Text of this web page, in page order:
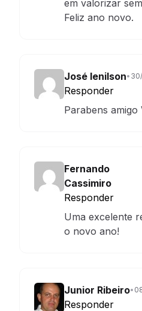
em valorizar
Feliz ano novo.
José lenilson•
Responder
Parabens
Fernando
Cassimiro
Responder
Uma excelente
o novo ano!
Junior Ribeiro•
Responder